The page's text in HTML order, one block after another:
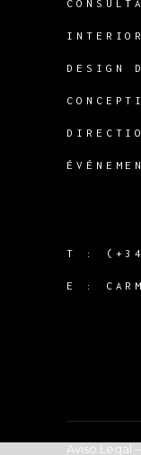
DESIGN
T :
E :
Aviso Legal –